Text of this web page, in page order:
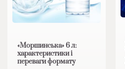
«Моршинська» 6 л:
характеристики і
переваги формату